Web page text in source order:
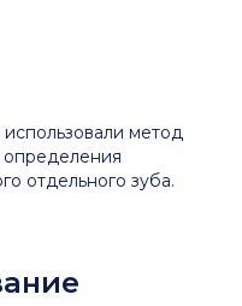
метод
определения
отдельного зуба.